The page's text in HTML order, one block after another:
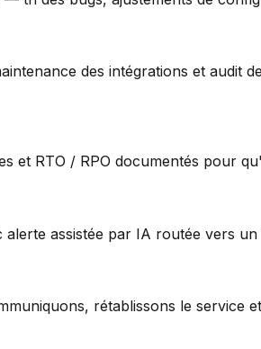
des intégrations et audit
et RTO / RPO documentés pour
assistée par IA routée vers
rétablissons le service